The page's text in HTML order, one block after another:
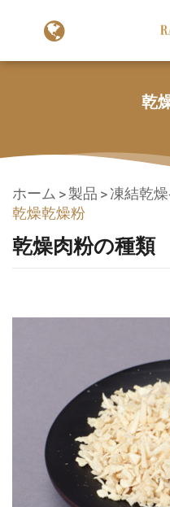
乾
ホーム 製品
凍結乾
乾燥乾燥粉
乾燥肉粉の種類